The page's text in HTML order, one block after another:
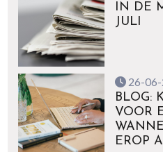
IN DE
JULI
26-
BLOG:
VOOR
EROP